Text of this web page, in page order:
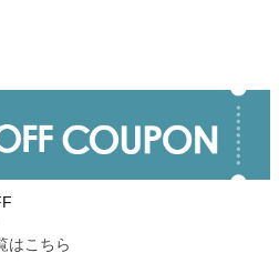
はこちら